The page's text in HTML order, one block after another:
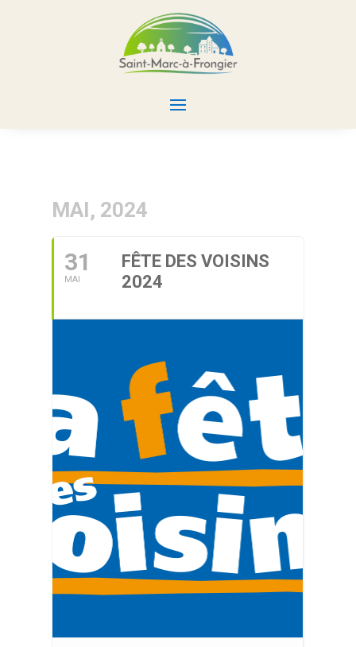
MAI, 2024
31
MAI
FÊTE DES VOISINS
2024